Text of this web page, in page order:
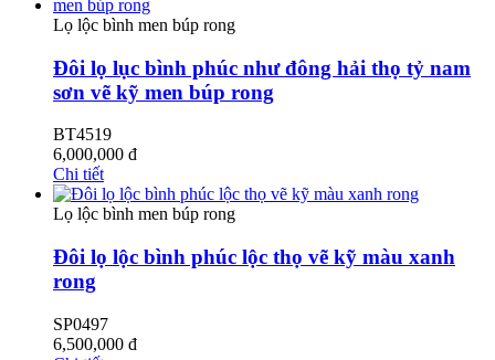
Lọ lộc bình men búp rong
Đôi lọ lục bình phúc như đông hải thọ tỷ nam
sơn vẽ kỹ men búp rong
BT4519
6,000,000 đ
Chi tiết
Lọ lộc bình men búp rong
Đôi lọ lộc bình phúc lộc thọ vẽ kỹ màu xanh
rong
SP0497
6,500,000 đ